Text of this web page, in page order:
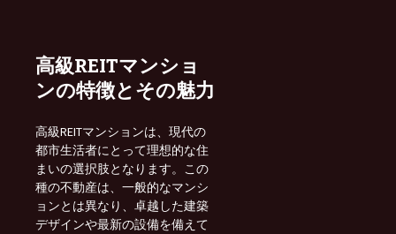
高級REITマンショ
ンの特徴とその魅力
高級REITマンションは、現代の
都市生活者にとって理想的な住
まいの選択肢となります。この
種の不動産は、一般的なマンシ
ョンとは異なり、卓越した建築
デザインや最新の設備を備えて